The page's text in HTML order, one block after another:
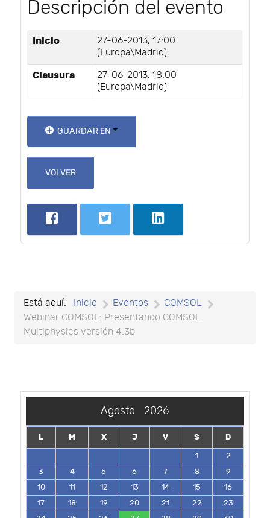
Descripción del evento
Inicio
27-06-2013, 17:00
(Europa\Madrid)
Clausura
27-06-2013, 18:00
(Europa\Madrid)
GUARDAR EN
VOLVER
Está aquí: Inicio Eventos
COMSOL
Webinar COMSOL: Presentando COMSOL
Multiphysics versión 4.3b
Agosto 2026
L M X J V S
D
1
2
3
4 5 6 7 8
9
10
11 12 13 14 15
16
17
18 19 20 21 22
23